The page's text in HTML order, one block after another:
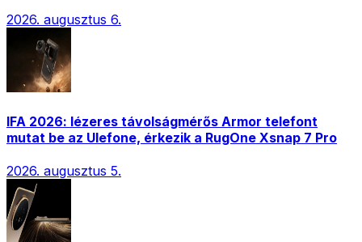
2026. augusztus 6.
IFA 2026: lézeres távolságmérős Armor telefont
mutat be az Ulefone, érkezik a RugOne Xsnap 7 Pro
2026. augusztus 5.